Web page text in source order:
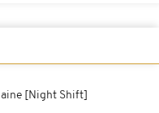
[Night Shift]